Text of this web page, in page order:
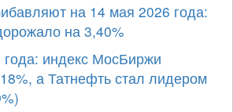
на 14 мая 2026 года:
на 3,40%
индекс МосБиржи
а Татнефть стал лидером